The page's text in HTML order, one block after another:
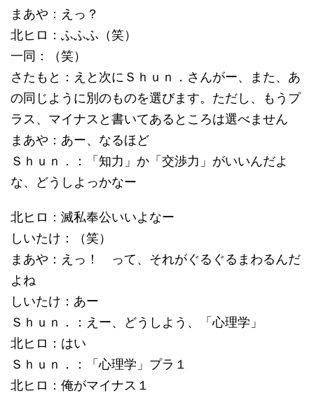
まあや：えっ？
北ヒロ：ふふふ（笑）
一同：（笑）
さたもと：えと次にＳｈｕｎ．さんがー、また、あ
の同じように別のものを選びます。ただし、もうプ
ラス、マイナスと書いてあるところは選べません
まあや：あー、なるほど
Ｓｈｕｎ．：「知力」か「交渉力」がいいんだよ
な、どうしよっかなー
北ヒロ：滅私奉公いいよなー
しいたけ：（笑）
まあや：えっ！ って、それがぐるぐるまわるんだ
よね
しいたけ：あー
Ｓｈｕｎ．：えー、どうしよう、「心理学」
北ヒロ：はい
Ｓｈｕｎ．：「心理学」プラ１
北ヒロ：俺がマイナス１